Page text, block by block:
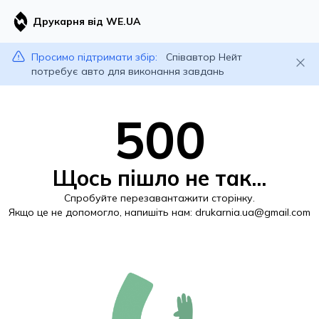
Друкарня від WE.UA
Просимо підтримати збір:
Співавтор Нейт
потребує авто для виконання завдань
500
Щось пішло не так...
Спробуйте перезавантажити сторінку.
Якщо це не допомогло, напишіть нам: drukarnia.ua@gmail.com